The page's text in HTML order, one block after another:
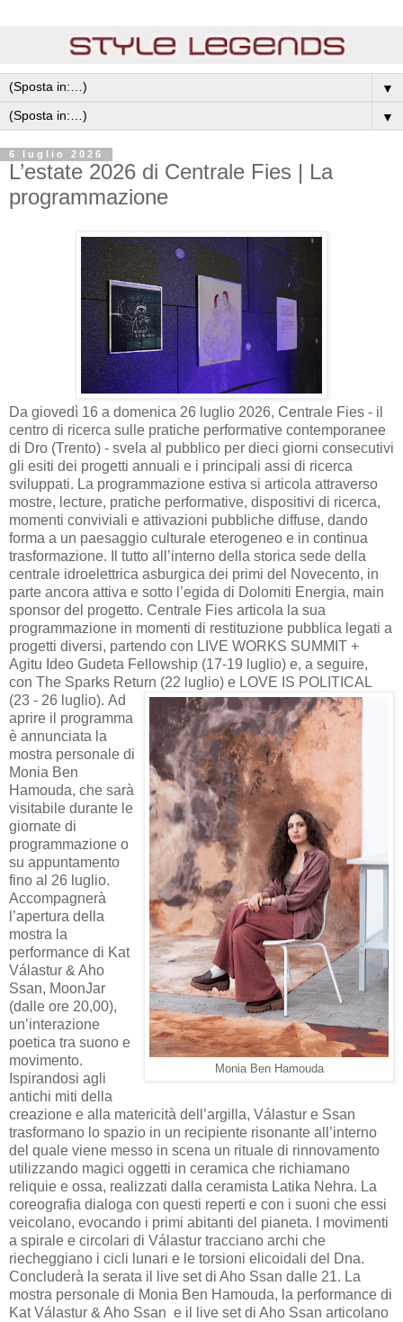
▼
▼
6 luglio 2026
L’estate 2026 di Centrale Fies | La
programmazione
Da giovedì 16 a domenica 26 luglio 2026, Centrale Fies - il
centro di ricerca sulle pratiche performative contemporanee
di Dro (Trento) - svela al pubblico per dieci giorni consecutivi
gli esiti dei progetti annuali e i principali assi di ricerca
sviluppati. La programmazione estiva si articola attraverso
mostre, lecture, pratiche performative, dispositivi di ricerca,
momenti conviviali e attivazioni pubbliche diffuse, dando
forma a un paesaggio culturale eterogeneo e in continua
trasformazione. Il tutto all’interno della storica sede della
centrale idroelettrica asburgica dei primi del Novecento, in
parte ancora attiva e sotto l’egida di Dolomiti Energia, main
sponsor del progetto. Centrale Fies articola la sua
programmazione in momenti di restituzione pubblica legati a
progetti diversi, partendo con LIVE WORKS SUMMIT +
Agitu Ideo Gudeta Fellowship (17-19 luglio) e, a seguire,
con The Sparks Return (22 luglio) e LOVE IS POLITICAL
(23 - 26 luglio).
Monia Ben Hamouda
Ad
aprire il programma
è annunciata la
mostra personale di
Monia Ben
Hamouda, che sarà
visitabile durante le
giornate di
programmazione o
su appuntamento
fino al 26 luglio.
Accompagnerà
l’apertura della
mostra la
performance di Kat
Válastur & Aho
Ssan, MoonJar
(dalle ore 20,00),
un’interazione
poetica tra suono e
movimento.
Ispirandosi agli
antichi miti della
creazione e alla matericità dell’argilla, Válastur e Ssan
trasformano lo spazio in un recipiente risonante all’interno
del quale viene messo in scena un rituale di rinnovamento
utilizzando magici oggetti in ceramica che richiamano
reliquie e ossa, realizzati dalla ceramista Latika Nehra. La
coreografia dialoga con questi reperti e con i suoni che essi
veicolano, evocando i primi abitanti del pianeta. I movimenti
a spirale e circolari di Válastur tracciano archi che
riecheggiano i cicli lunari e le torsioni elicoidali del Dna.
Concluderà la serata il live set di Aho Ssan dalle 21. La
mostra personale di Monia Ben Hamouda, la performance di
Kat Válastur & Aho Ssan e il live set di Aho Ssan articolano